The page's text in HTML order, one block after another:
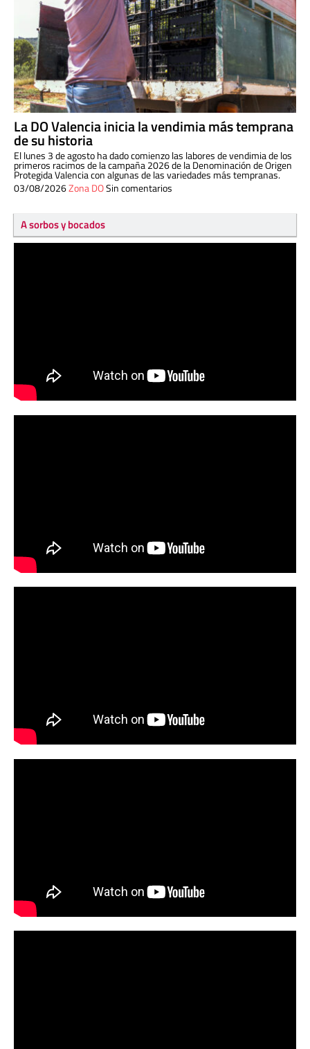
La DO Valencia inicia la vendimia más temprana
de su historia
El lunes 3 de agosto ha dado comienzo las labores de vendimia de los
primeros racimos de la campaña 2026 de la Denominación de Origen
Protegida Valencia con algunas de las variedades más tempranas.
03/08/2026Zona DOSin comentarios
A sorbos y bocados